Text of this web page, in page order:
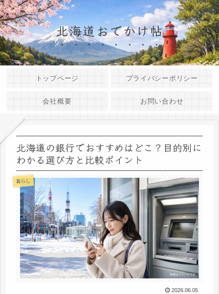
北海道おでかけ帖
トップページ プライバシーポリシー
会社概要 お問い合わせ
北海道の銀行でおすすめはどこ？目的別に
わかる選び方と比較ポイント
暮らし
2026.06.05